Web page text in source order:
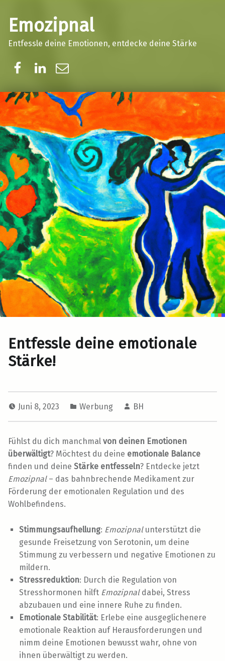
Emozipnal
Entfessle deine Emotionen, entdecke deine Stärke
Entfessle deine emotionale
Stärke!
Juni 8, 2023 Werbung BH
Fühlst du dich manchmal von deinen Emotionen
überwältigt? Möchtest du deine emotionale Balance
finden und deine Stärke entfesseln? Entdecke jetzt
Emozipnal– das bahnbrechende Medikament zur
Förderung der emotionalen Regulation und des
Wohlbefindens.
Stimmungsaufhellung: Emozipnalunterstützt die
gesunde Freisetzung von Serotonin, um deine
Stimmung zu verbessern und negative Emotionen zu
mildern.
Stressreduktion: Durch die Regulation von
Stresshormonen hilft Emozipnaldabei, Stress
abzubauen und eine innere Ruhe zu finden.
Emotionale Stabilität: Erlebe eine ausgeglichenere
emotionale Reaktion auf Herausforderungen und
nimm deine Emotionen bewusst wahr, ohne von
ihnen überwältigt zu werden.